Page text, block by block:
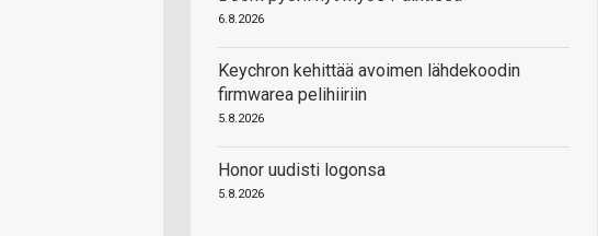
6.8.2026
Keychron kehittää avoimen lähdekoodin
firmwarea pelihiiriin
5.8.2026
Honor uudisti logonsa
5.8.2026